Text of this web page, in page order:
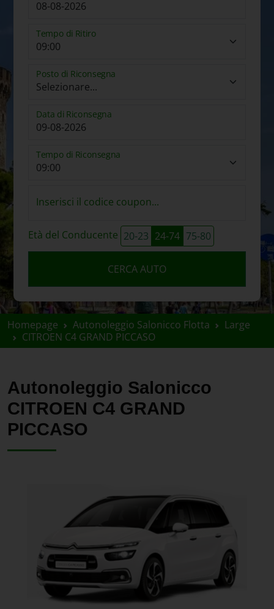
Tempo di Ritiro
Posto di Riconsegna
Data di Riconsegna
Tempo di Riconsegna
Inserisci il codice coupon...
Età del Conducente 20-23 24-74 75-80
CERCA AUTO
Homepage Autonoleggio Salonicco Flotta
Large
CITROEN C4 GRAND PICCASO
Autonoleggio Salonicco
CITROEN C4 GRAND
PICCASO